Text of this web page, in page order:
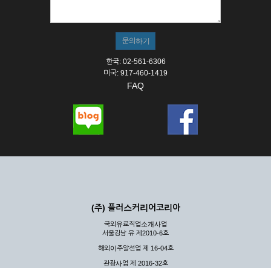
② 시스템 점검, 교체 및 고장, 기술적인 이유, 국가비상사태, 정
스가 불가능할 경우 회사는 사전 공지나 예고 없이 서비스의 전
부 또는 일부를 일시적 또는 영구적으로 중지할 수 있습니다.
③ 기타 회사는 서비스를 제공할 수 없는 합당한 사유가 발생한
④ 회사는 제 2항 및 제 3항의 사유로 서비스의 제공이 일시적
여 배상하지 않습니다.
제3장 권리 및 의무
공할 수 있도록 최선의 노력을 다하여야 합니다.
게 누설, 배포하여서는 안됩니다. 다만, 관계법령에 의하여 국가
기관 등의 합법적인 요구가 있는 경우에는 해당 되지 않습니다.
③ 회사는 이용자로부터 제기되는 의견이나 불만이 정당하다고
인정할 경우에는 즉시 처리하여야 하며, 즉시 처리가 곤란한 경
한국: 02-561-6306
미국: 917-460-1419
FAQ
(주) 플러스커리어코리아
국외유료직업소개사업
서울강남 유 제2010-6호
해외이주알선업 제 16-04호
관광사업 제 2016-32호